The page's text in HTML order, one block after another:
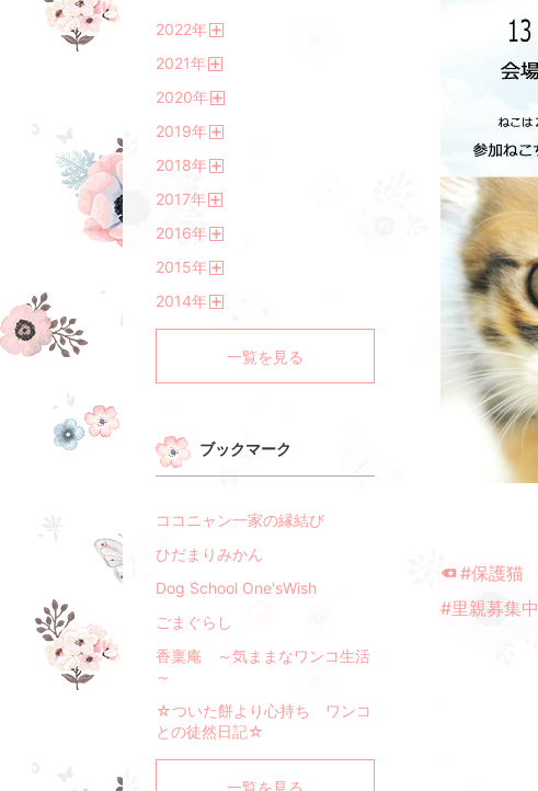
#保護猫
#里親募集中
2022年
2021年
2020年
2019年
2018年
2017年
2016年
2015年
2014年
一覧を見る
ブックマーク
ココニャン一家の縁結び
ひだまりみかん
Dog School One'sWish
ごまぐらし
香稟庵 ～気ままなワンコ生活
～
☆ついた餅より心持ち ワンコ
との徒然日記☆
一覧を見る